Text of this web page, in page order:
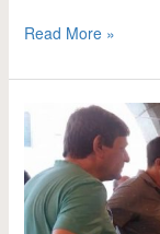
Read More »
Exposição
“Do
Grão
à
Chávena”
decorre